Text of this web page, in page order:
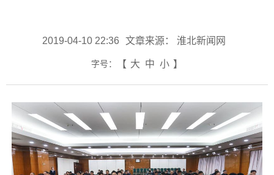
2019-04-10 22:36 文章来源： 淮北新闻网
字号： 【 大 中 小 】